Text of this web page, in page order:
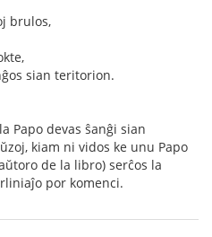
brulos,
sian teritorion.
Papo devas ŝanĝi sian
kiam ni vidos ke unu Papo
de la libro) serĉos la
por komenci.